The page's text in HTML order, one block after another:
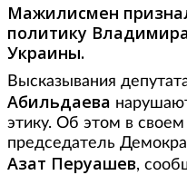
Мажилисмен
политику
Украины.
Высказывания
Абильдаева
этику. Об этом в своем
председатель
Азат Перуашев,